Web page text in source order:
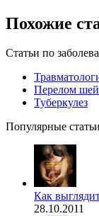
Похожие
Статьи по
Перелом
Туберкулез
Популярные статьи
Как
28.10.2011